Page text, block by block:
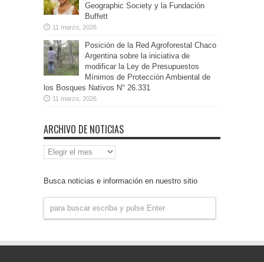
Geographic Society y la Fundación
Buffett
11 marzo, 2026
Posición de la Red Agroforestal Chaco
Argentina sobre la iniciativa de
modificar la Ley de Presupuestos
Mínimos de Protección Ambiental de
los Bosques Nativos N° 26.331
11 marzo, 2026
ARCHIVO DE NOTICIAS
Archivo
de
Busca noticias e información en nuestro sitio